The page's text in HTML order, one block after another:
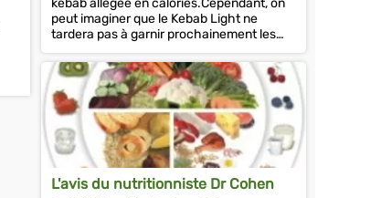
kebab allégée en calories.Cependant, on
peut imaginer que le Kebab Light ne
tardera pas à garnir prochainement les
menus des meilleurs kebabs de...
L'avis du nutritionniste Dr Cohen